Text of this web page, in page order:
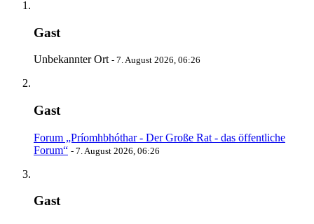
Gast
Unbekannter Ort - 7. August 2026, 06:26
Gast
Forum „Príomhbhóthar - Der Große Rat - das öffentliche
Forum“ - 7. August 2026, 06:26
Gast